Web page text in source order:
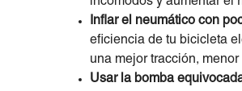
Inflar el neumático con
eficiencia de tu bicicleta
una mejor tracción,
Usar la bomba